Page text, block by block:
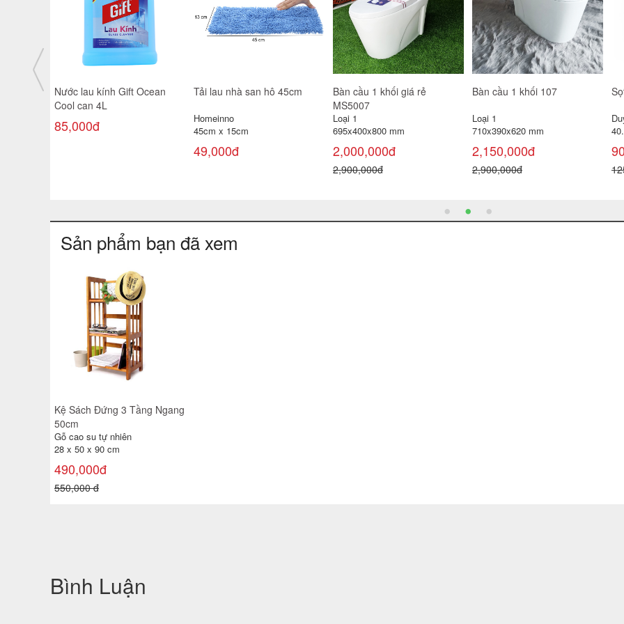
Heo đất màu Truyền thống
(đại)
28cm x 17cm x 18cm
Chảo rán Berlinger Haus
– Antracit Collection
Berlinger Haus
28cm
740,000đ
Đường cát trắng
bao 50kg
1,115,000đ
Xà phòng cục Irish Spring
22,000đ
12
Sản phẩm bạn đã xem
Kệ Sách Đứng 3 Tầng Ngang
50cm
Gỗ cao su tự nhiên
28 x 50 x 90 cm
490,000đ
550,000 đ
Bình Luận